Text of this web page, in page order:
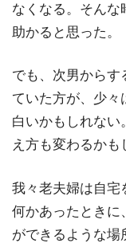
なくなる。そんな
助かると思った。
でも、次男からす
ていた方が、少々
白いかもしれない
え方も変わるかも
我々老夫婦は自宅
何かあったときに
ができるような場